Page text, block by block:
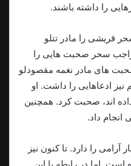
را داشته باشند.
قریشی را مادر تتلو
سحر صحبت هایی را
های‌ مادر نغمه مقصودلو
ادعاهایی را داشت. او
اند، صحبت کرد. همچنین
انجام داد.
را دارد. تا کنون نیز
اما در رابطه با این